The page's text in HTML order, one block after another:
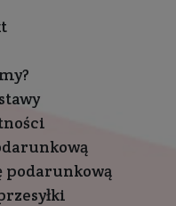
podarunkową